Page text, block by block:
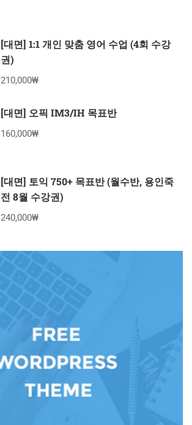
[대면] 1:1 개인 맞춤 영어 수업 (4회 수강
권)
210,000₩
[대면] 오픽 IM3/IH 목표반
160,000₩
[대면] 토익 750+ 목표반 (월수반, 용인죽
전 8월 수강권)
240,000₩